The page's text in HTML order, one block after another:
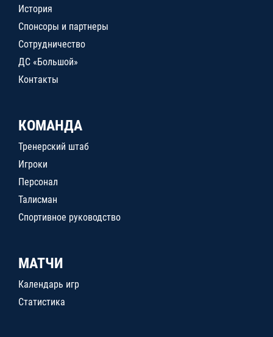
История
Спонсоры и партнеры
Сотрудничество
ДС «Большой»
Контакты
КОМАНДА
Тренерский штаб
Игроки
Персонал
Талисман
Спортивное руководство
МАТЧИ
Календарь игр
Статистика